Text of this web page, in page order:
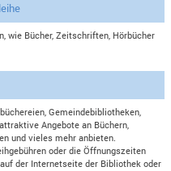
wie Bücher, Zeitschriften, Hörbücher
Gemeindebibliotheken,
Angebote an Büchern,
und vieles mehr anbieten.
oder die Öffnungszeiten
der Internetseite der Bibliothek oder